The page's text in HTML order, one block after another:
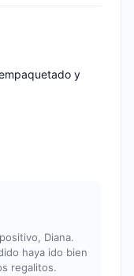
y
Diana.
haya ido bien
regalitos.